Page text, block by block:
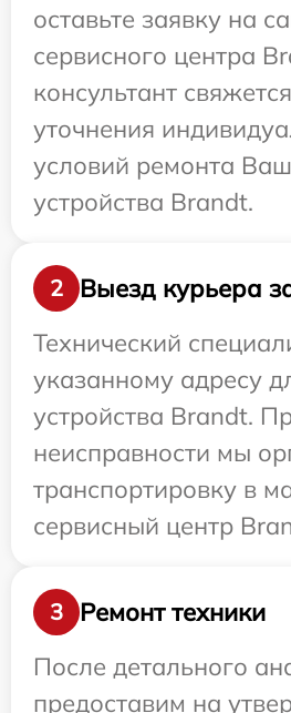
оставьте заявку на
сервисного центра
консультант
уточнения
условий ремонта
устройства Brandt.
2
Выезд курьера
Технический
указанному адресу
устройства Brandt.
неисправности мы
транспортировку в
сервисный центр
3
Ремонт техники
После детального
предоставим на